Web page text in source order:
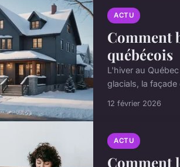
ACTU
Comment
québécois
L'hiver au
glacials, la
12 février 2026
ACTU
Comment